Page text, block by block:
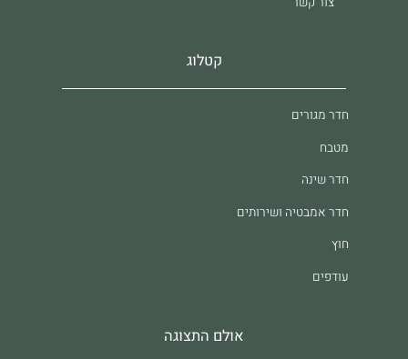
קטלוג
חדר מגורים
מטבח
חדר שינה
חדר אמבטיה ושירותים
חוץ
עודפים
אולם התצוגה